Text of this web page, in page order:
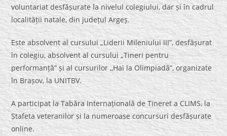
voluntariat desfășurate la nivelul colegiului, dar și în cadrul
localității natale, din județul Argeș.
Este absolvent al cursului „Liderii Mileniului III”, desfășurat
în colegiu, absolvent al cursului „Tineri pentru
performanță” și al cursurilor ,,Hai la Olimpiadă”, organizate
în Brașov, la UNITBV.
A participat la Tabăra Internațională de Tineret a CLIMS, la
Ștafeta veteranilor și la numeroase concursuri desfășurate
online.